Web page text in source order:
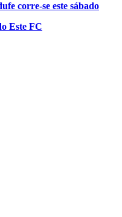
corre-se este sábado
Este FC